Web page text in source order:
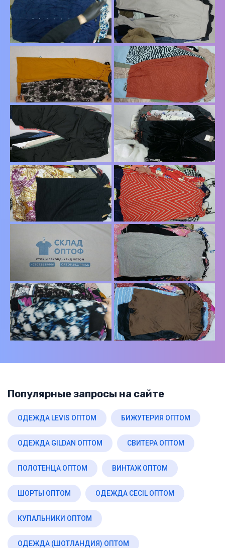
Популярные запросы на сайте
ОДЕЖДА LEVIS ОПТОМ БИЖУТЕРИЯ ОПТОМ
ОДЕЖДА GILDAN ОПТОМ СВИТЕРА ОПТОМ
ПОЛОТЕНЦА ОПТОМ ВИНТАЖ ОПТОМ
ШОРТЫ ОПТОМ ОДЕЖДА CECIL ОПТОМ
КУПАЛЬНИКИ ОПТОМ
ОДЕЖДА (ШОТЛАНДИЯ) ОПТОМ